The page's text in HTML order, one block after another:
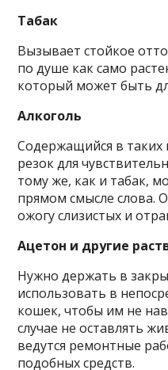
Табак
Вызывает стойкое
по душе как само
который может быть
Алкоголь
Содержащийся в таких
резок для
тому же, как и табак,
прямом смысле слова.
ожогу слизистых и
Ацетон и другие
Нужно держать в
использовать в
кошек, чтобы им не
случае не оставлять
ведутся ремонтные
подобных средств.